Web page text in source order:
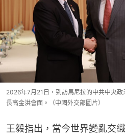
2026年7月21日，到訪馬尼拉的中共中央
長高金洪會面。（中國外交部圖片）
王毅指出，當今世界變亂交